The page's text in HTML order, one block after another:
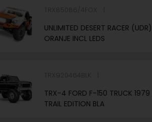
TRX85086/4FOX
UNLIMITED DESERT RACER
ORANJE INCL LEDS
TRX920464BLK
TRX-4 FORD F-150 TRUCK 1979
TRAIL EDITION BLA